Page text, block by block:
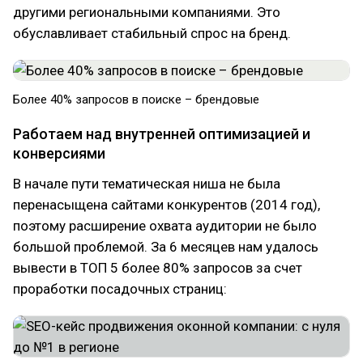
другими региональными компаниями. Это
обуславливает стабильный спрос на бренд.
Более 40% запросов в поиске – брендовые
Работаем над внутренней оптимизацией и
конверсиями
В начале пути тематическая ниша не была
перенасыщена сайтами конкурентов (2014 год),
поэтому расширение охвата аудитории не было
большой проблемой. За 6 месяцев нам удалось
вывести в ТОП 5 более 80% запросов за счет
проработки посадочных страниц: